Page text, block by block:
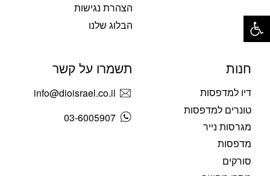
הצהרת נגישות
הבלוג שלנו
חנות
דיו למדפסות
טונרים למדפסות
מגרסות נייר
מדפסות
סורקים
תשמרו על קשר
info@dioisrael.co.il
03-6005907
פתח סרגל נגישות